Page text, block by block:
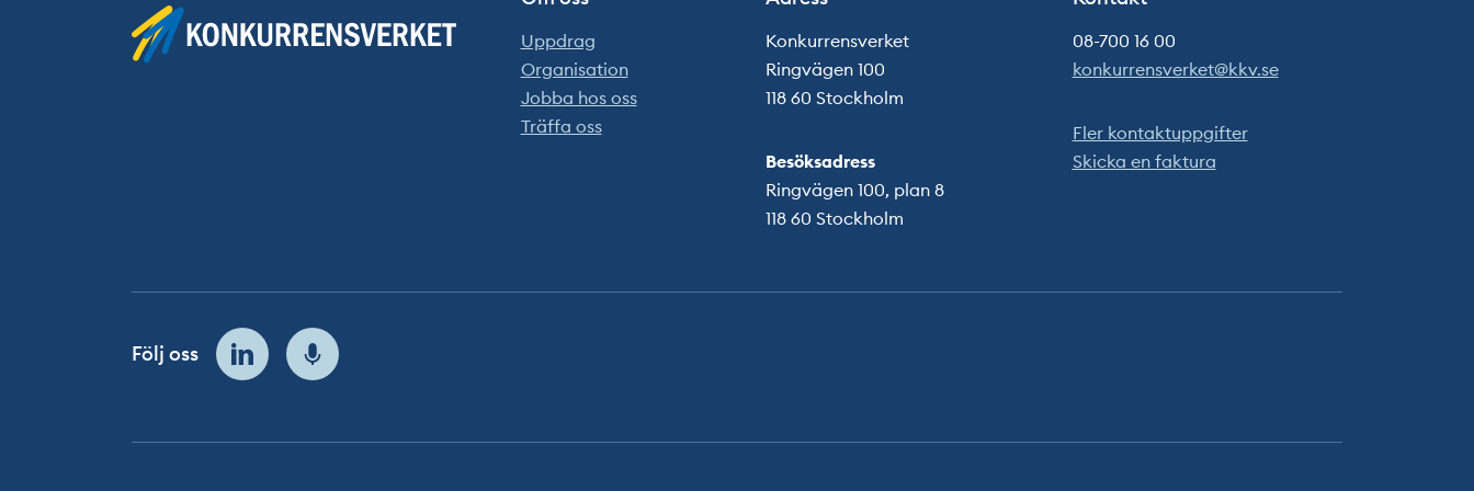
Uppdrag
Organisation
Jobba hos oss
Träffa oss
Konkurrensverket
Ringvägen 100
118 60 Stockholm
Besöksadress
Ringvägen 100, plan 8
118 60 Stockholm
08-700 16 00
konkurrensverket@kkv.se
Fler kontaktuppgifter
Skicka en faktura
Följ oss